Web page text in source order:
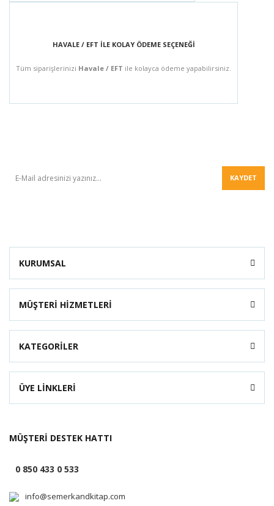
HAVALE / EFT İLE KOLAY ÖDEME SEÇENEĞİ
Tüm siparişlerinizi Havale / EFT ile kolayca ödeme yapabilirsiniz.
KAYDET
KURUMSAL
MÜŞTERİ HİZMETLERİ
KATEGORİLER
ÜYE LİNKLERİ
MÜŞTERİ DESTEK HATTI
0 850 433 0 533
info@semerkandkitap.com